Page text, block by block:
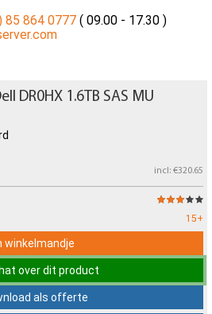
85 864 0777 ( 09.00 - 17.30 )
DR0HX 1.6TB SAS MU
incl: €320.65
15+
winkelmandje
over dit product
als offerte